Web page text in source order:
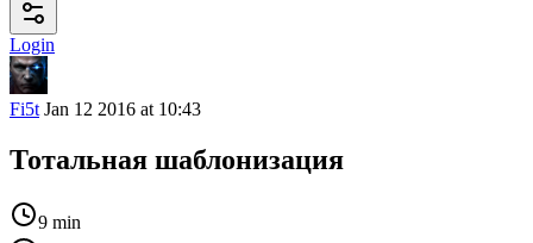
Login
Fi5t Jan 12 2016 at 10:43
Тотальная шаблонизация
9 min